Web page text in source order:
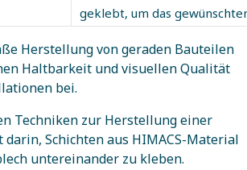
geklebt, um das
Herstellung von geraden Bauteilen
Haltbarkeit und visuellen Qualität
bei.
Techniken zur Herstellung einer
Schichten aus HIMACS-Material
untereinander zu kleben.